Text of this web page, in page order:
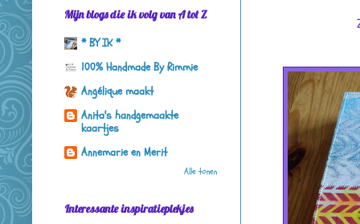
Mijn blogs die ik volg van A tot Z
* BY IK *
100% Handmade By Rimmie
Angélique maakt
Anita's handgemaakte
kaartjes
Annemarie en Merit
Alle tonen
Interessante inspiratieplekjes